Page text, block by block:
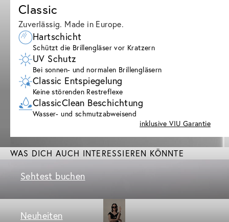
Classic
Zuverlässig. Made in Europe.
Hartschicht
Schützt die Brillengläser vor Kratzern
UV Schutz
Bei sonnen- und normalen Brillengläsern
Classic Entspiegelung
Keine störenden Restreflexe
ClassicClean Beschichtung
Wasser- und schmutzabweisend
inklusive VIU Garantie
WAS DICH AUCH INTERESSIEREN KÖNNTE
Sehtest buchen
Neuheiten